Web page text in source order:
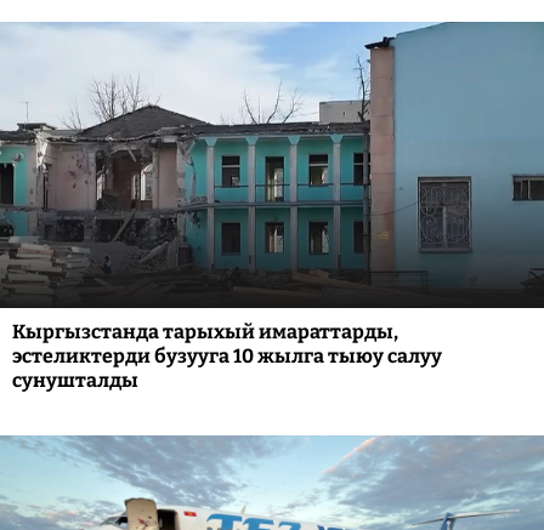
Кыргызстанда тарыхый имараттарды,
эстеликтерди бузууга 10 жылга тыюу салуу
сунушталды